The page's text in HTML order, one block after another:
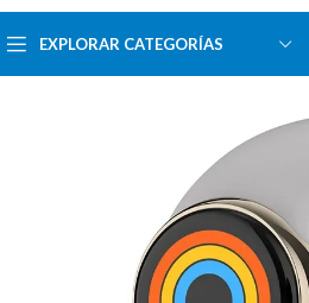
EXPLORAR CATEGORÍAS